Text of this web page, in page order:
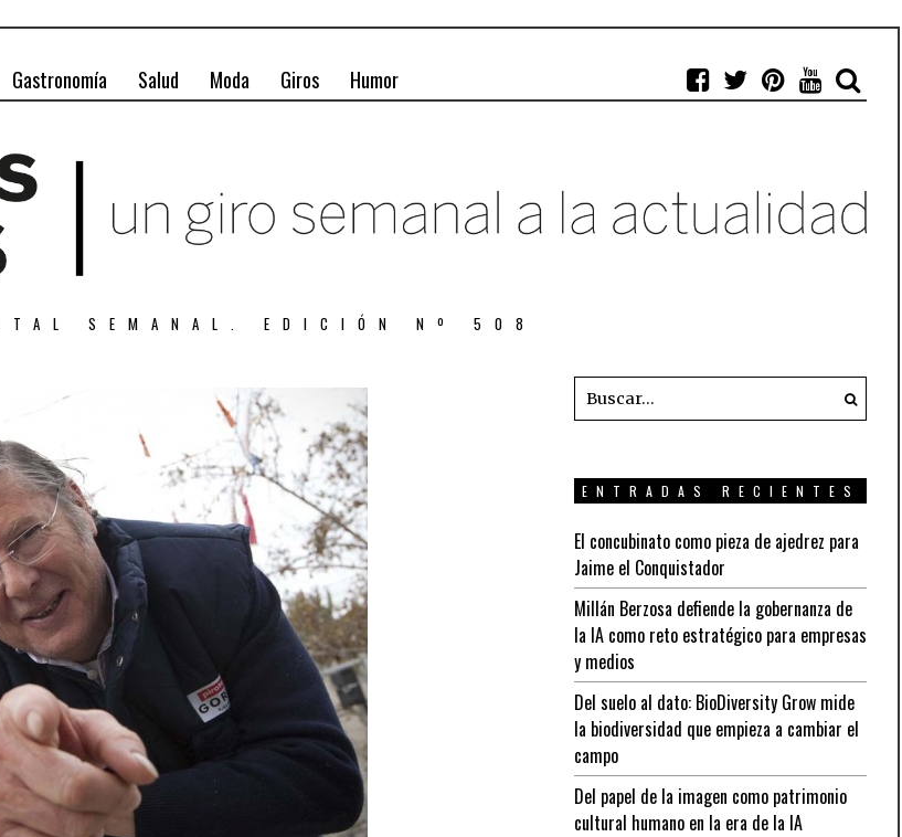
Gastronomía Salud Moda Giros Humor
SEMANAL. EDICIÓN Nº 508
ENTRADAS RECIENTES
El concubinato como pieza de ajedrez para
Jaime el Conquistador
Millán Berzosa defiende la gobernanza de
la IA como reto estratégico para empresas
y medios
Del suelo al dato: BioDiversity Grow mide
la biodiversidad que empieza a cambiar el
campo
Del papel de la imagen como patrimonio
cultural humano en la era de la IA